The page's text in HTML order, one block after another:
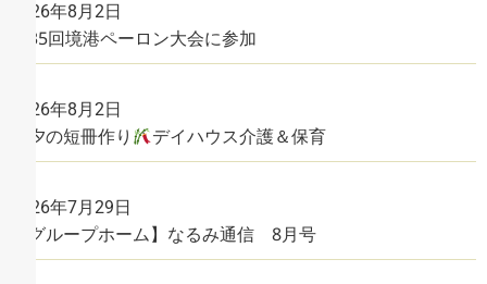
2026年8月2日
第35回境港ペーロン大会に参加
2026年8月2日
七夕の短冊作り デイハウス介護＆保育
2026年7月29日
【グループホーム】なるみ通信 8月号